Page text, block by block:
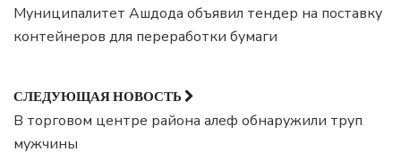
Муниципалитет Ашдода объявил тендер на поставку
контейнеров для переработки бумаги
СЛЕДУЮЩАЯ НОВОСТЬ
В торговом центре района алеф обнаружили труп
мужчины